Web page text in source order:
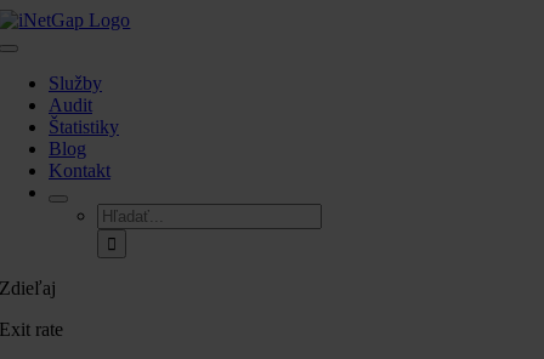
Skip
to
Toggle
Navigation
Služby
Audit
Štatistiky
Blog
Kontakt
Hľadať:
Zdieľaj
Exit rate